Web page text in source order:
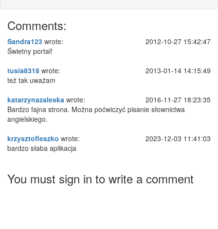
Comments:
Sandra123 wrote:
2012-10-27 15:42:47
Świetny portal!
tusia8318 wrote:
2013-01-14 14:15:49
też tak uważam
katarzynazaleska wrote:
2016-11-27 18:23:35
Bardzo fajna strona. Można poćwiczyć pisanie słownictwa
angielskiego.
krzysztofleszko wrote:
2023-12-03 11:41:03
bardzo słaba aplikacja
You must sign in to write a comment